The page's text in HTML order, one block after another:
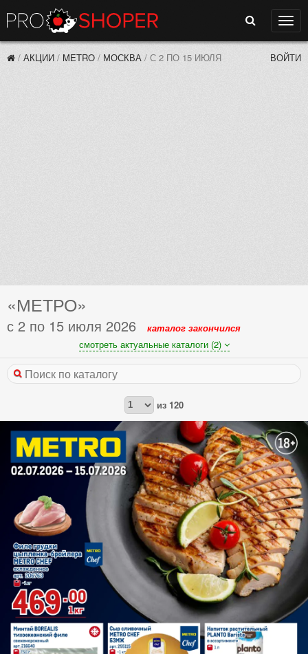
Поиск
/ АКЦИИ / METRO / МОСКВА / С 2 ПО 15 ИЮЛЯ ВОЙТИ
«МЕТРО»
с 2 по 15 июля 2026
каталог закончился
смотреть актуальные каталоги (2)
из 120